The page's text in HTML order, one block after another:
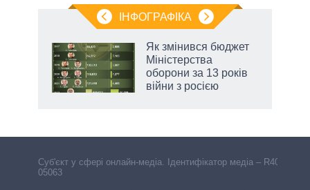
ІНФОГРАФІКА
Як змінився бюджет
Міністерства
оборони за 13 років
війни з росією
Cуб'єкт у сфері онлайн-медіа. Ідентифікатор медіа – R40-
05063